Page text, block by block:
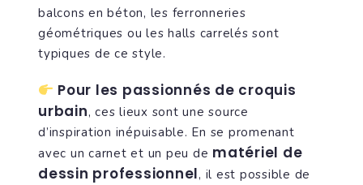
balcons en béton, les ferronneries
géométriques ou les halls carrelés sont
typiques de ce style.
Pour les passionnés de croquis
urbain, ces lieux sont une source
d’inspiration inépuisable. En se promenant
avec un carnet et un peu de matériel de
dessin professionnel, il est possible de